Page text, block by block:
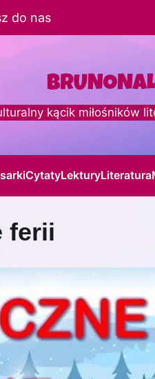
do nas
kącik miłośników
CytatyLekturyLiteratura
ferii